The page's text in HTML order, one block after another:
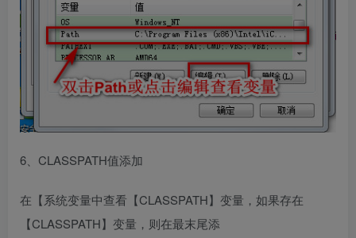
6、CLASSPATH值添加
在【系统变量中查看【CLASSPATH】变量，如果存在
【CLASSPATH】变量，则在最末尾添